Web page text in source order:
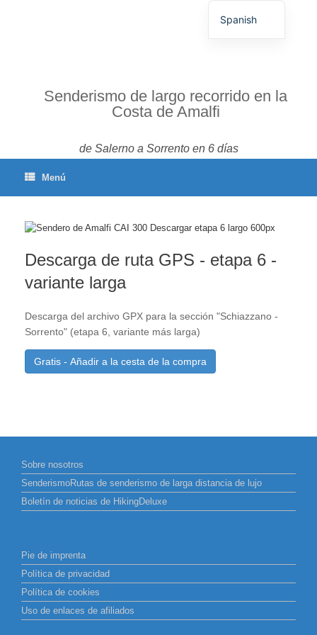
Senderismo de largo recorrido en la
Costa de Amalfi
de Salerno a Sorrento en 6 días
Menú
Descarga de ruta GPS - etapa 6 -
variante larga
Descarga del archivo GPX para la sección "Schiazzano -
Sorrento" (etapa 6, variante más larga)
Gratis - Añadir a la cesta de la compra
Sobre nosotros
SenderismoRutas de senderismo de larga distancia de lujo
Boletín de noticias de HikingDeluxe
Pie de imprenta
Política de privacidad
Política de cookies
Uso de enlaces de afiliados
Spanish
French